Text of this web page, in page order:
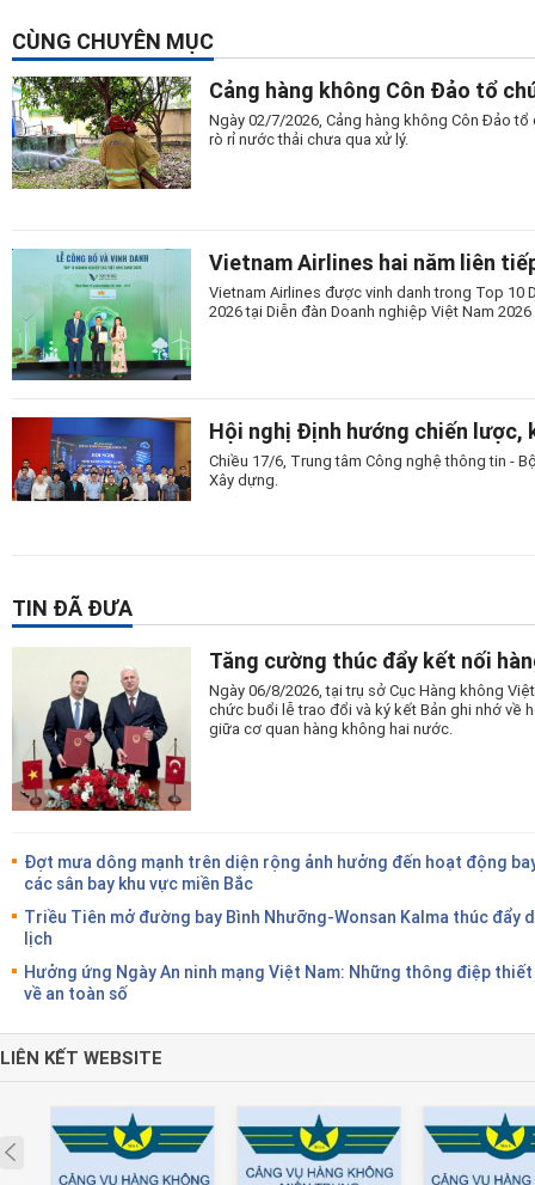
CÙNG CHUYÊN MỤC
Cảng hàng không Côn Đảo tổ
Ngày 02/7/2026, Cảng hàng không Côn Đảo
rò rỉ nước thải chưa qua xử lý.
Vietnam Airlines hai năm liên
Vietnam Airlines được vinh danh trong Top 10
2026 tại Diễn đàn Doanh nghiệp Việt Nam
Hội nghị Định hướng chiến lược,
Chiều 17/6, Trung tâm Công nghệ thông tin -
Xây dựng.
TIN ĐÃ ĐƯA
Tăng cường thúc đẩy kết nối
Ngày 06/8/2026, tại trụ sở Cục Hàng không
chức buổi lễ trao đổi và ký kết Bản ghi nhớ về
giữa cơ quan hàng không hai nước.
Đợt mưa dông mạnh trên diện rộng ảnh hưởng đến hoạt động
các sân bay khu vực miền Bắc
Triều Tiên mở đường bay Bình Nhưỡng-Wonsan Kalma thúc đẩy
lịch
Hưởng ứng Ngày An ninh mạng Việt Nam: Những thông điệp
về an toàn số
LIÊN KẾT WEBSITE
Prev